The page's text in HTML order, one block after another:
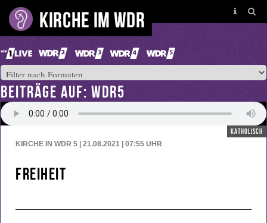
BEITRÄGE AUF: WDR5
katholisch
KIRCHE IN WDR 5 | 21.08.2021 | 07:55 UHR
Freiheit